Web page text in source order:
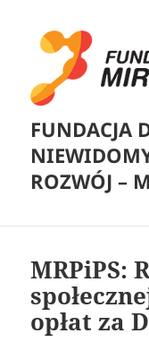
FUNDACJA
ROZWÓJ –
MRPiPS:
opłat za